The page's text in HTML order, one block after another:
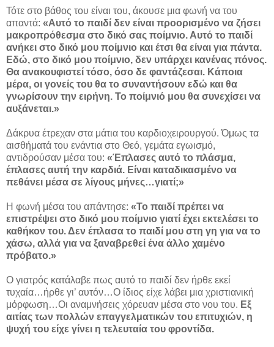
Τότε στο βάθος του είναι του, άκουσε μια φωνή να του
απαντά: «Αυτό το παιδί δεν είναι προορισμένο να ζήσει
μακροπρόθεσμα στο δικό σας ποίμνιο. Αυτό το παιδί
ανήκει στο δικό μου ποίμνιο και έτσι θα είναι για πάντα.
Εδώ, στο δικό μου ποίμνιο, δεν υπάρχει κανένας πόνος.
Θα ανακουφιστεί τόσο, όσο δε φαντάζεσαι. Κάποια
μέρα, οι γονείς του θα το συναντήσουν εδώ και θα
γνωρίσουν την ειρήνη. Το ποίμνιό μου θα συνεχίσει να
αυξάνεται.»
Δάκρυα έτρεχαν στα μάτια του καρδιοχειρουργού. Όμως τα
αισθήματά του ενάντια στο Θεό, γεμάτα εγωισμό,
αντιδρούσαν μέσα του: «Έπλασες αυτό το πλάσμα,
έπλασες αυτή την καρδιά. Είναι καταδικασμένο να
πεθάνει μέσα σε λίγους μήνες…γιατί;»
Η φωνή μέσα του απάντησε: «Το παιδί πρέπει να
επιστρέψει στο δικό μου ποίμνιο γιατί έχει εκτελέσει το
καθήκον του. Δεν έπλασα το παιδί μου στη γη για να το
χάσω, αλλά για να ξαναβρεθεί ένα άλλο χαμένο
πρόβατο.»
Ο γιατρός κατάλαβε πως αυτό το παιδί δεν ήρθε εκεί
τυχαία…ήρθε γι’ αυτόν…Ο ίδιος είχε λάβει μια χριστιανική
μόρφωση…Οι αναμνήσεις χόρευαν μέσα στο νου του. Εξ
αιτίας των πολλών επαγγελματικών του επιτυχιών, η
ψυχή του είχε γίνει η τελευταία του φροντίδα.